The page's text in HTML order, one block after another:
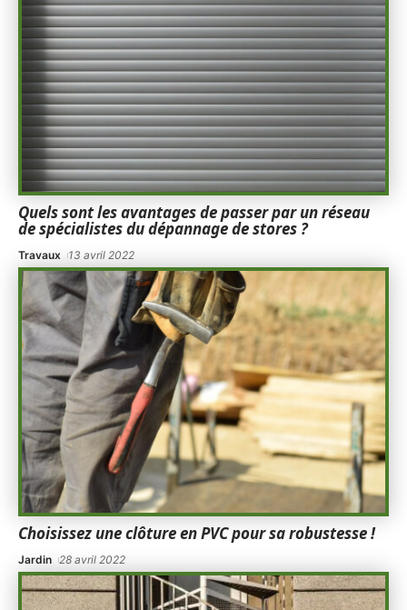
Quels sont les avantages de passer par un réseau
de spécialistes du dépannage de stores ?
Travaux 13 avril 2022
Choisissez une clôture en PVC pour sa robustesse !
Jardin 28 avril 2022